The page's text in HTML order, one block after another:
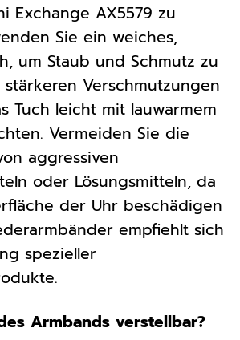
Exchange AX5579 zu
Sie ein weiches,
um Staub und Schmutz zu
Verschmutzungen
Tuch leicht mit lauwarmem
Vermeiden Sie die
aggressiven
oder Lösungsmitteln, da
der Uhr beschädigen
empfiehlt sich
spezieller
Armbands verstellbar?